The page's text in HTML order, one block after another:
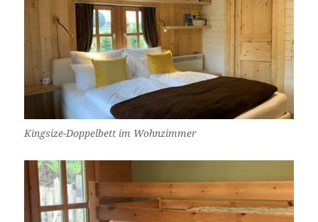
Kingsize-Doppelbett im Wohnzimmer